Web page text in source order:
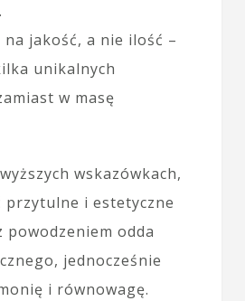
na jakość, a nie ilość –
unikalnych
w masę
wskazówkach,
przytulne i estetyczne
odda
jednocześnie
i równowagę.